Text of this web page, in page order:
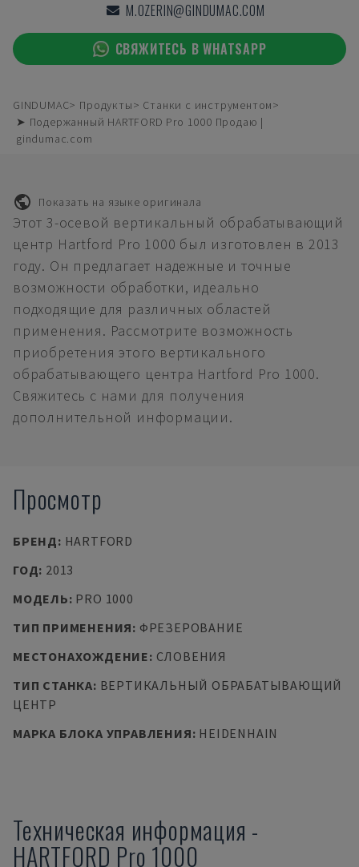
M.OZERIN@GINDUMAC.COM
СВЯЖИТЕСЬ В WHATSAPP
GINDUMAC Продукты
Станки с инструментом
➤ Подержанный HARTFORD Pro 1000 Продаю |
gindumac.com
Показать на языке оригинала
Этот 3-осевой вертикальный обрабатывающий
центр Hartford Pro 1000 был изготовлен в 2013
году. Он предлагает надежные и точные
возможности обработки, идеально
подходящие для различных областей
применения. Рассмотрите возможность
приобретения этого вертикального
обрабатывающего центра Hartford Pro 1000.
Свяжитесь с нами для получения
дополнительной информации.
Просмотр
БРЕНД: HARTFORD
ГОД: 2013
МОДЕЛЬ: PRO 1000
ТИП ПРИМЕНЕНИЯ: ФРЕЗЕРОВАНИЕ
МЕСТОНАХОЖДЕНИЕ: СЛОВЕНИЯ
ТИП СТАНКА: ВЕРТИКАЛЬНЫЙ ОБРАБАТЫВАЮЩИЙ
ЦЕНТР
МАРКА БЛОКА УПРАВЛЕНИЯ: HEIDENHAIN
Техническая информация -
HARTFORD Pro 1000